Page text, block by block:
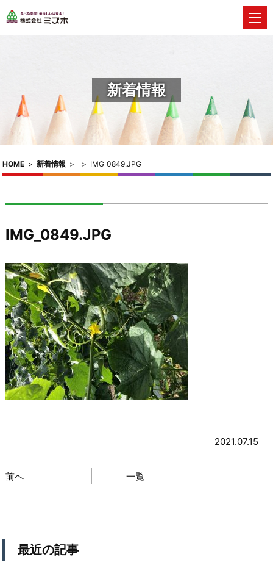
新着情報
HOME > 新着情報 > > IMG_0849.JPG
IMG_0849.JPG
2021.07.15｜
前へ 一覧
最近の記事